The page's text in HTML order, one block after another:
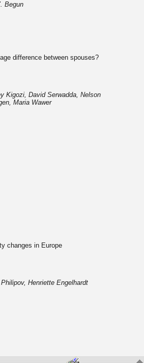
Begun
difference between spouses?
Kigozi, David Serwadda, Nelson
Maria Wawer
changes in Europe
Henriette Engelhardt